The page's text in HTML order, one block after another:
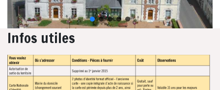
Infos utiles